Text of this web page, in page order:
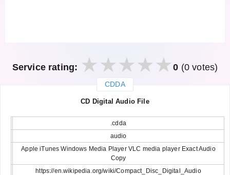
Service rating: 0 (0 votes)
CDDA
CD Digital Audio File
.cdda
audio
Apple iTunes Windows Media Player VLC media player Exact Audio
Copy
https://en.wikipedia.org/wiki/Compact_Disc_Digital_Audio